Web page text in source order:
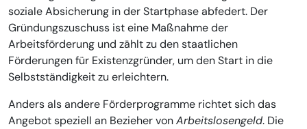
soziale Absicherung in der Startphase abfedert. Der
Gründungszuschuss ist eine Maßnahme der
Arbeitsförderung und zählt zu den staatlichen
Förderungen für Existenzgründer, um den Start in die
Selbstständigkeit zu erleichtern.
Anders als andere Förderprogramme richtet sich das
Angebot speziell an Bezieher vonArbeitslosengeld. Die